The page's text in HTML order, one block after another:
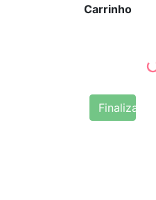
Carrinho
Finalizar